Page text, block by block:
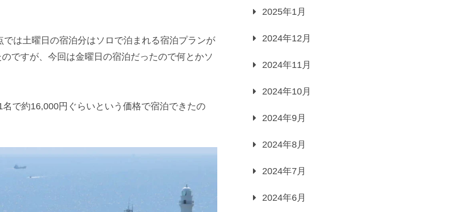
は土曜日の宿泊分はソロで泊まれる宿泊プランが
ですが、今回は金曜日の宿泊だったので何とかソ
で約16,000円ぐらいという価格で宿泊できたの
2025年1月
2024年12月
2024年11月
2024年10月
2024年9月
2024年8月
2024年7月
2024年6月